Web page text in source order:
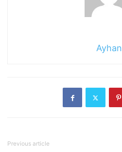
Ayhan
Previous article